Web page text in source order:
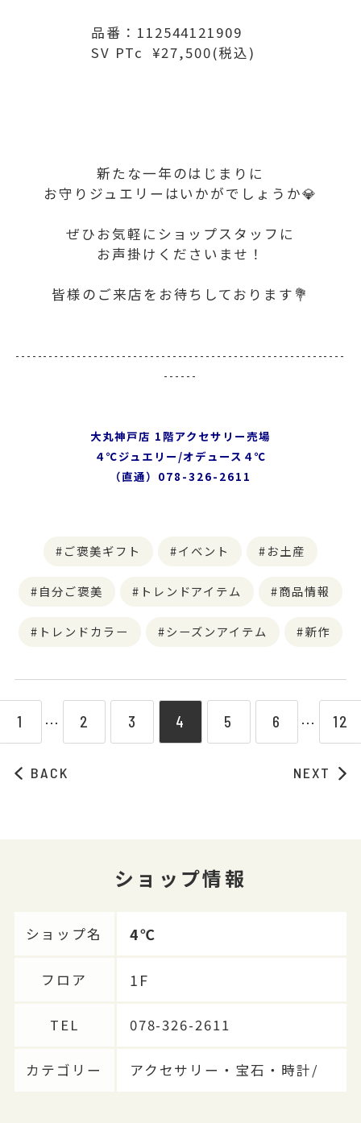
品番：112544121909
SV PTc ¥27,500(税込)
新たな一年のはじまりに
お守りジュエリーはいかがでしょうか💎
ぜひお気軽にショップスタッフに
お声掛けくださいませ！
皆様のご来店をお待ちしております💐
-----------------------------------------------------------
------
大丸神戸店 1階アクセサリー売場
４℃ジュエリー/オデュース４℃
（直通）078-326-2611
ご褒美ギフト イベント お土産
自分ご褒美 トレンドアイテム 商品情報
トレンドカラー シーズンアイテム 新作
BACK
1 ⋯ 2 3 4 5 6 ⋯ 12
NEXT
ショップ情報
ショップ名 4℃
フロア 1F
TEL 078-326-2611
カテゴリー アクセサリー・宝石・時計/